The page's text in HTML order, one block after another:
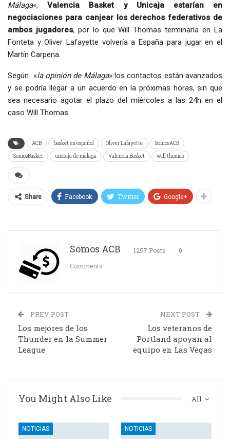
Málaga«,Valencia Basket y Unicaja estarían en
negociaciones para canjear los derechos federativos de
ambos jugadores, por lo que Will Thomas terminaría en La
Fonteta y Oliver Lafayette volvería a España para jugar en el
Martín Carpena.
Según «la opinión de Málaga» los contactos están avanzados
y se podría llegar a un acuerdo en la próximas horas, sin que
sea necesario agotar el plazo del miércoles a las 24h en el
caso Will Thomas.
ACB basket en español Oliver Lafayette
SomosACB
SomosBasket
unicaja de malaga Valencia Basket will thomas
Share Facebook Twitter Google+
Somos ACB 1257 Posts
0
Comments
PREV POST
Los mejores de los
Thunder en la Summer
League
NEXT POST
Los veteranos de
Portland apoyan al
equipo en Las Vegas
All
You Might Also Like
NOTICIAS NOTICIAS